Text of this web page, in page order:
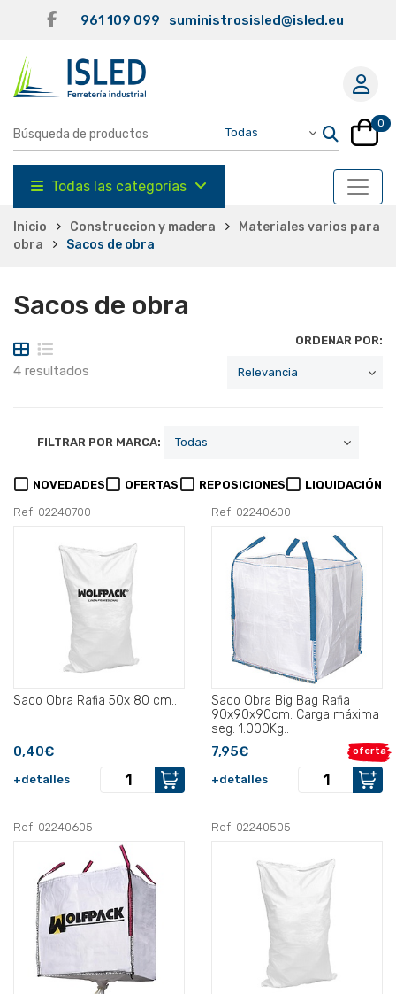
961 109 099 suministrosisled@isled.eu
0
Todas las categorías
Inicio Construccion y madera
Materiales varios para
obra
Sacos de obra
Sacos de obra
4 resultados
ORDENAR POR:
FILTRAR POR MARCA:
NOVEDADES OFERTAS REPOSICIONES LIQUIDACIÓN
Ref: 02240700
Saco Obra Rafia 50x 80 cm..
0,40€
+detalles
Ref: 02240600
Saco Obra Big Bag Rafia
90x90x90cm. Carga máxima
seg. 1.000Kg..
oferta
7,95€
+detalles
Ref: 02240605 Ref: 02240505